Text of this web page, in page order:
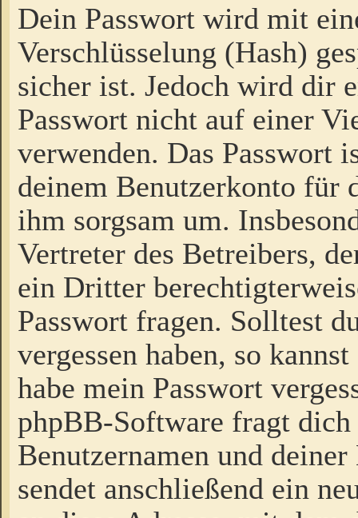
Dein Passwort wird mit
Verschlüsselung (Hash)
sicher ist. Jedoch wird dir
Passwort nicht auf einer
verwenden. Das Passwort
deinem Benutzerkonto für
ihm sorgsam um.
Vertreter des Betreibers,
ein Dritter
Passwort fragen. Solltest
vergessen haben, so
habe mein Passwort
phpBB-Software fragt dich
Benutzernamen und
sendet anschließend ein